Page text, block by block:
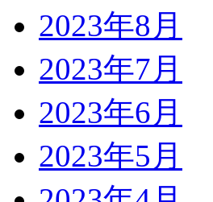
2023年8月
2023年7月
2023年6月
2023年5月